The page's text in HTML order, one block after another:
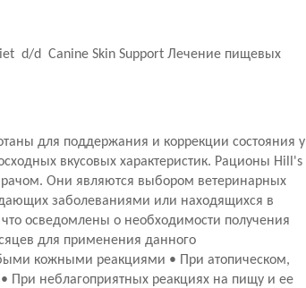
d/d Canine Skin Support Лечение пищевых
для поддержания и коррекции состояния у
вкусовых характеристик. Рационы Hill's
Они являются выбором ветеринарных
заболеваниями или находящихся в
осведомлены о необходимости получения
для применения данного
кожными реакциями • При атопическом,
неблагоприятных реакциях на пищу и ее